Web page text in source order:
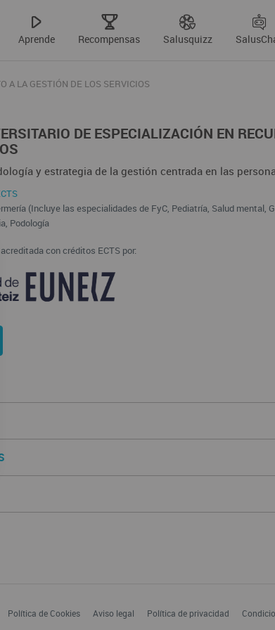
Aprende Recompensas Salusquizz
A LA GESTIÓN DE LOS SERVICIOS
DE ESPECIALIZACIÓN EN
y estrategia de la gestión centrada en las
(Incluye las especialidades de FyC, Pediatría, Salud mental,
Podología
con créditos ECTS por:
Política de Cookies Aviso legal Política de privacidad